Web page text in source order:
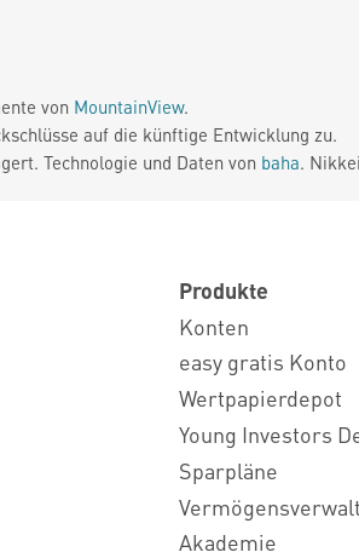
von MountainView.
auf die künftige Entwicklung zu.
Technologie und Daten von baha.
Produkte
Konten
easy gratis Konto
Wertpapierdepot
Young Investors
Sparpläne
Akademie